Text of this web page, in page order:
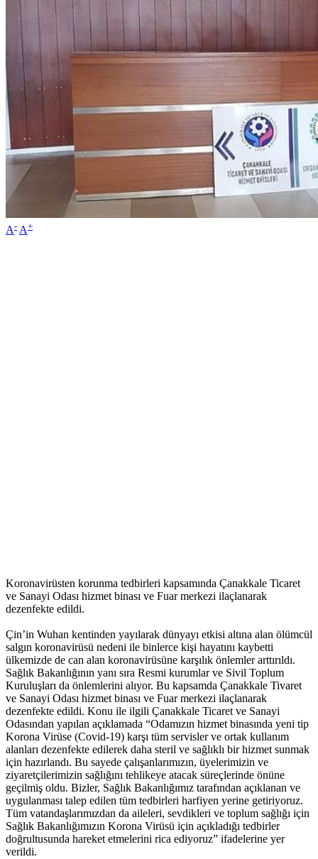
A- A+
Koronavirüsten korunma tedbirleri kapsamında Çanakkale Ticaret
ve Sanayi Odası hizmet binası ve Fuar merkezi ilaçlanarak
dezenfekte edildi.
Çin’in Wuhan kentinden yayılarak dünyayı etkisi altına alan ölümcül
salgın koronavirüsü nedeni ile binlerce kişi hayatını kaybetti
ülkemizde de can alan koronavirüsüne karşılık önlemler arttırıldı.
Sağlık Bakanlığının yanı sıra Resmi kurumlar ve Sivil Toplum
Kuruluşları da önlemlerini alıyor. Bu kapsamda Çanakkale Tivaret
ve Sanayi Odası hizmet binası ve Fuar merkezi ilaçlanarak
dezenfekte edildi. Konu ile ilgili Çanakkale Ticaret ve Sanayi
Odasından yapılan açıklamada “Odamızın hizmet binasında yeni tip
Korona Virüse (Covid-19) karşı tüm servisler ve ortak kullanım
alanları dezenfekte edilerek daha steril ve sağlıklı bir hizmet sunmak
için hazırlandı. Bu sayede çalışanlarımızın, üyelerimizin ve
ziyaretçilerimizin sağlığını tehlikeye atacak süreçlerinde önüne
geçilmiş oldu. Bizler, Sağlık Bakanlığımız tarafından açıklanan ve
uygulanması talep edilen tüm tedbirleri harfiyen yerine getiriyoruz.
Tüm vatandaşlarımızdan da aileleri, sevdikleri ve toplum sağlığı için
Sağlık Bakanlığımızın Korona Virüsü için açıkladığı tedbirler
doğrultusunda hareket etmelerini rica ediyoruz” ifadelerine yer
verildi.